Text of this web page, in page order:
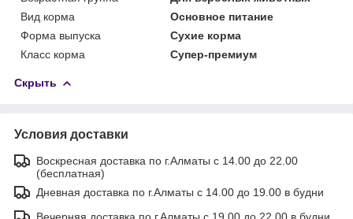
Вид корма
Основное питание
Форма выпуска
Сухие корма
Класс корма
Супер-премиум
Скрыть
Условия доставки
Воскресная доставка по г.Алматы с 14.00 до 22.00
(бесплатная)
Дневная доставка по г.Алматы с 14.00 до 19.00 в будни
Вечерняя доставка по г.Алматы с 19.00 до 22.00 в будни